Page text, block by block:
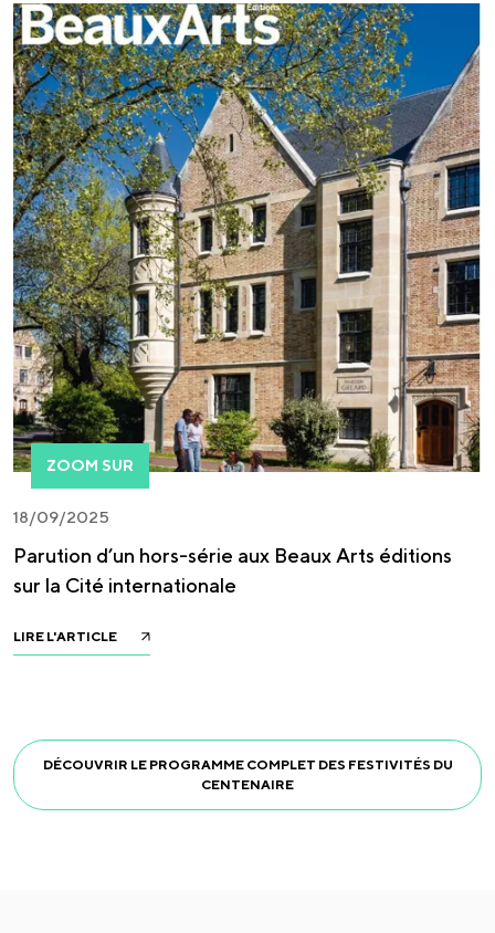
ZOOM SUR
18/09/2025
Parution d’un hors-série aux Beaux Arts éditions
sur la Cité internationale
LIRE L'ARTICLE
DÉCOUVRIR LE PROGRAMME COMPLET DES FESTIVITÉS DU
CENTENAIRE